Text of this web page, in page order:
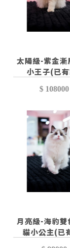
太陽級-紫金漸
小王子(已
$ 108000
月亮級-海豹雙
貓小公主(已